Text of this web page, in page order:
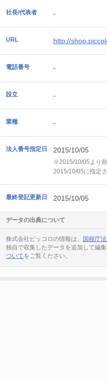
社長/代表者 -
URL http://
電話番号 -
設立 -
業種 -
法人番号指定日 2015/10/05
※2015/10/05より
2015/10/05に指定さ
最終登記更新日 2015/10/05
データの出典について
株式会社ピッコロの情報は、 国税庁
独自で収集したデータを追加して編集
ついてをご覧ください。